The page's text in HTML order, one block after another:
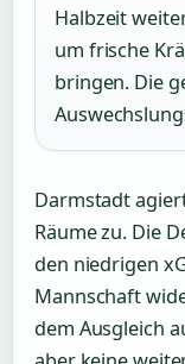
Halbzeit
um frische
bringen. Die
Darmstadt
Räume zu. Die
den niedrigen
Mannschaft
dem Ausgleich